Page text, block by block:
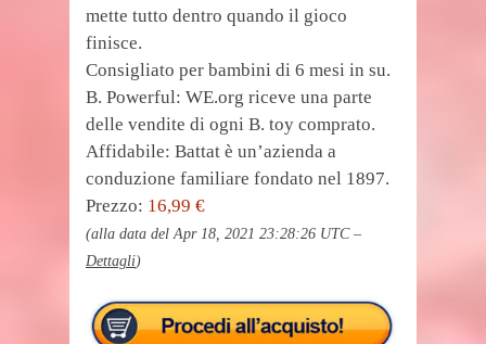
mette tutto dentro quando il gioco
finisce.
Consigliato per bambini di 6 mesi in su.
B. Powerful: WE.org riceve una parte
delle vendite di ogni B. toy comprato.
Affidabile: Battat è un’azienda a
conduzione familiare fondato nel 1897.
Prezzo: 16,99 €
(alla data del Apr 18, 2021 23:28:26 UTC –
Dettagli)